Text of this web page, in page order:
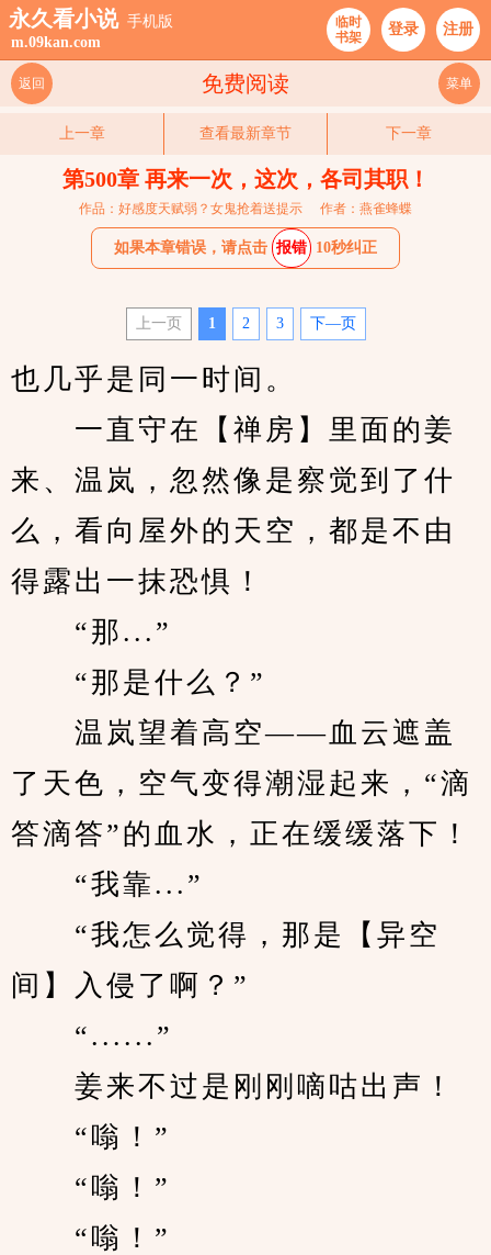
永久看小说 手机版
m.09kan.com
临时
书架
登录 注册
免费阅读
返回 菜单
上一章 查看最新章节 下一章
第500章 再来一次，这次，各司其职！
作品：好感度天赋弱？女鬼抢着送提示 作者：燕雀蜂蝶
如果本章错误，请点击 报错 10秒纠正
上一页 1 2 3 下—页
也几乎是同一时间。
一直守在【禅房】里面的姜
来、温岚，忽然像是察觉到了什
么，看向屋外的天空，都是不由
得露出一抹恐惧！
“那...”
“那是什么？”
温岚望着高空——血云遮盖
了天色，空气变得潮湿起来，“滴
答滴答”的血水，正在缓缓落下！
“我靠...”
“我怎么觉得，那是【异空
间】入侵了啊？”
“......”
姜来不过是刚刚嘀咕出声！
“嗡！”
“嗡！”
“嗡！”